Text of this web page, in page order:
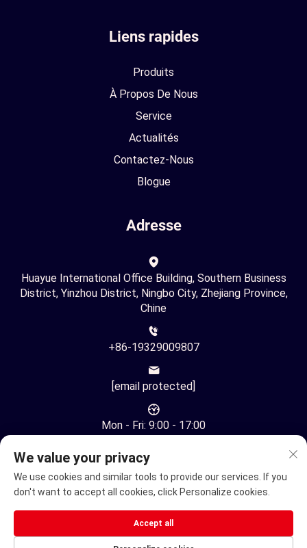
Liens rapides
Produits
À Propos De Nous
Service
Actualités
Contactez-Nous
Blogue
Adresse
Huayue International Office Building, Southern Business
District, Yinzhou District, Ningbo City, Zhejiang Province,
Chine
+86-19329009807
[email protected]
Mon - Fri: 9:00 - 17:00
Droit d'auteur © Ningbo Youhuan Automation Technology Co.,
We value your privacy
We use cookies and similar tools to provide our services. If you
don't want to accept all cookies, click Personalize cookies.
Accept all